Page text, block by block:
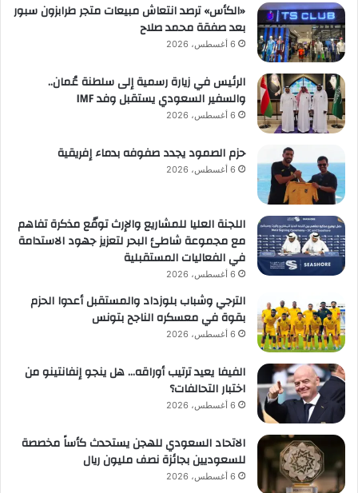
«الكأس» ترصد انتعاش مبيعات متجر طرابزون سبور
بعد صفقة محمد صلاح
6 أغسطس، 2026
الرئيس في زيارة رسمية إلى سلطنة عُمان..
والسفير السعودي يستقبل وفد IMF
6 أغسطس، 2026
حزم الصمود يجدد صفوفه بدماء إفريقية
6 أغسطس، 2026
اللجنة العليا للمشاريع والإرث توقّع مذكرة تفاهم
مع مجموعة شاطئ البحر لتعزيز جهود الاستدامة
في الفعاليات المستقبلية
6 أغسطس، 2026
الترجي وشباب بلوزداد والمستقبل أعدوا الحزم
بقوة في معسكره الناجح بتونس
6 أغسطس، 2026
الفيفا يعيد ترتيب أوراقه… هل ينجو إنفانتينو من
اختبار التحالفات؟
6 أغسطس، 2026
الاتحاد السعودي للهجن يستحدث كأساً مخصصة
للسعوديين بجائزة نصف مليون ريال
6 أغسطس، 2026